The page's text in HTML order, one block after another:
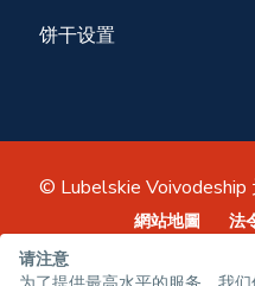
饼干设置
© Lubelskie Voivodeship
網站地圖 法
请注意